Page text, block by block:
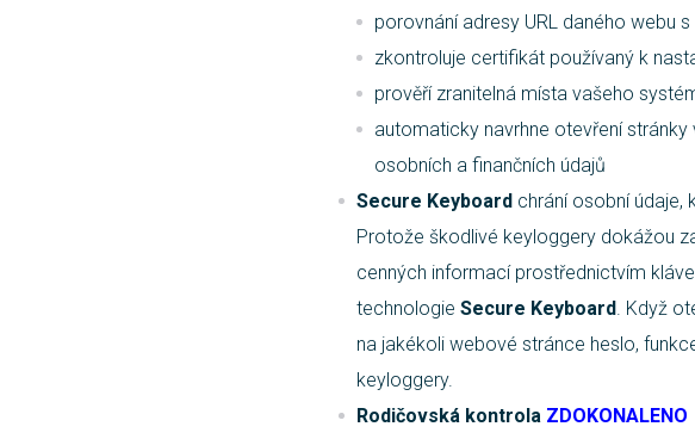
porovnání adresy URL daného webu
zkontroluje certifikát používaný k
prověří zranitelná místa vašeho
automaticky navrhne otevření
osobních a finančních údajů
Secure Keyboard chrání osobní údaje,
Protože škodlivé keyloggery dokážou
cenných informací prostřednictvím
technologie Secure Keyboard. Když
na jakékoli webové stránce heslo,
keyloggery.
Rodičovská kontrola ZDOKONALENO